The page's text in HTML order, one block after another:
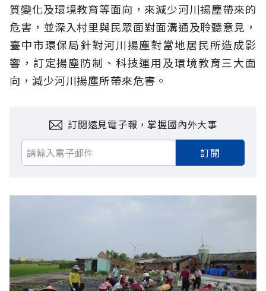
質變化及環境教育等面向，來減少河川揚塵帶來的
危害，並深入村里與民眾面對面溝通及聆聽意見，
臺中市環保局針對河川揚塵對當地居民所造成影
響，訂定揚塵防制、科技運用及環境教育三大面
向，減少河川揚塵所帶來危害。
訂閱遠見電子報，掌握國內外大事
訂閱